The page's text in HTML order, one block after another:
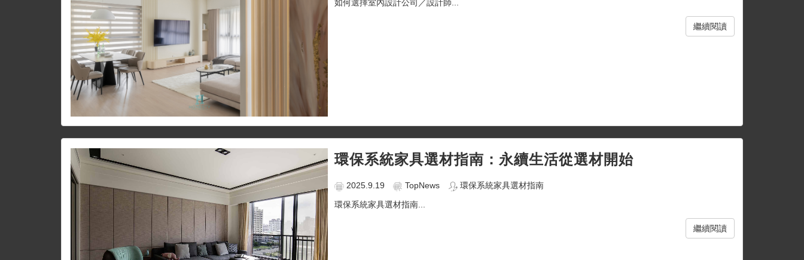
如何選擇室內設計公司／設計師...
繼續閱讀
環保系統家具選材指南：永續生活從選材開始
2025.9.19 TopNews
環保系統家具選材指南
環保系統家具選材指南...
繼續閱讀